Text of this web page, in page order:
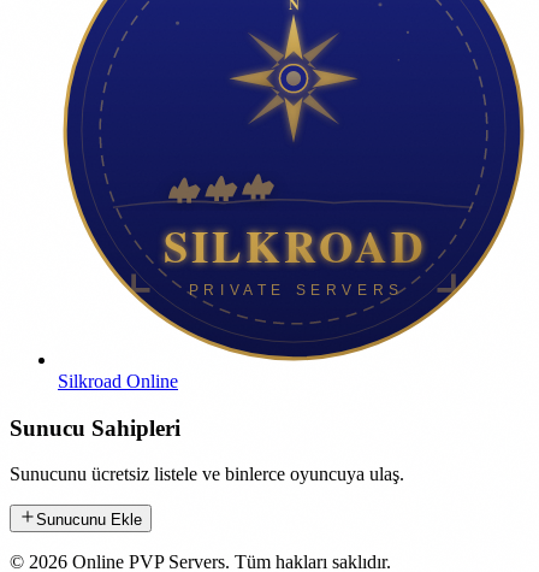
Silkroad Online
Sunucu Sahipleri
Sunucunu ücretsiz listele ve binlerce oyuncuya ulaş.
Sunucunu Ekle
© 2026 Online PVP Servers. Tüm hakları saklıdır.